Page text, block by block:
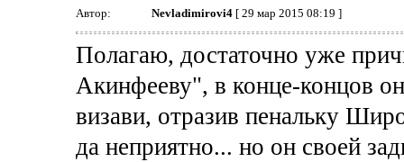
Автор: Nevladimirovi4[ 29 мар 2015 08:19 ]
Полагаю, достаточно уже
Акинфееву", в конце-концов
визави, отразив пенальку
да неприятно... но он своей